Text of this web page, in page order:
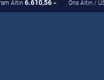
Altın 6.610,56 Ons Altın /